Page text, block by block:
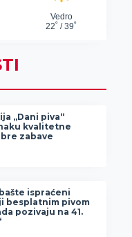
„Dani piva“
kvalitetne
zabave
ispraćeni
besplatnim pivom
pozivaju na 41.